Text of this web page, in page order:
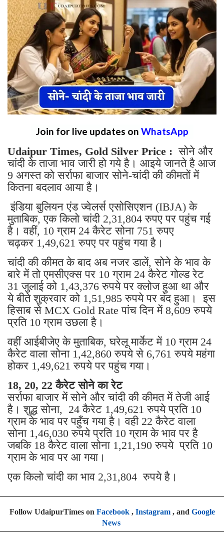
Join for live updates on WhatsApp
Udaipur Times, Gold Silver Price : सोने और
चांदी के ताजा भाव जारी हो गये है। आइये जानते है आज
9 अगस्त को सर्राफा बाजार सोने-चांदी की कीमतों में
कितना बदलाव आया है।
इंडिया बुलियन एंड ज्वेलर्स एसोसिएशन (IBJA) के
मुताबिक, एक किलो चांदी 2,31,804 रुपए पर पहुंच गई
है। वहीं, 10 ग्राम 24 कैरेट सोना 751 रुपए
चढ़कर 1,49,621 रुपए पर पहुंच गया है।
चांदी की कीमत के बाद अब नजर डालें, सोने के भाव के
बारे में तो एमसीएक्स पर 10 ग्राम 24 कैरेट गोल्ड रेट
31 जुलाई को 1,43,376 रुपये पर क्लोज हुआ था और
ये बीते शुक्रवार को 1,51,985 रुपये पर बंद हुआ। इस
हिसाब से MCX Gold Rate पांच दिन में 8,609 रुपये
प्रति 10 ग्राम उछला है।
वहीं आईबीजेए के मुताबिक, घरेलू मार्केट में 10 ग्राम 24
कैरेट वाला सोना 1,42,860 रुपये से 6,761 रुपये महंगा
होकर 1,49,621 रुपये पर पहुंच गया।
18, 20, 22 कैरेट सोने का रेट
सर्राफा बाजार में सोने और चांदी की कीमत में तेजी आई
है। शुद्ध सोना, 24 कैरेट 1,49,621 रुपये प्रति 10
ग्राम के भाव पर पहुँच गया है। वही 22 कैरेट वाला
सोना 1,46,030 रुपये प्रति 10 ग्राम के भाव पर है
जबकि 18 कैरेट वाला सोना 1,21,190 रुपये प्रति 10
ग्राम के भाव पर आ गया।
एक किलो चांदी का भाव 2,31,804 रुपये है।
Follow UdaipurTimes on Facebook, Instagram, and Google
News